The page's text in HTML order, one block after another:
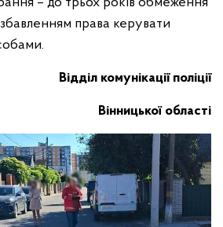
права керувати
Відділ комунікації поліції
Вінницької області